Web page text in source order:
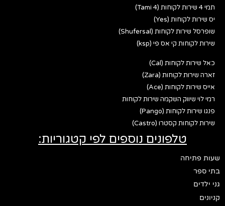
תמי 4 שירות לקוחות (Tami 4)
יס שירות לקוחות (Yes)
שופרסל שירות לקוחות (Shufersal)
שירות לקוחות קי אס פי (ksp)
כאל שירות לקוחות (Cal)
זארה שירות לקוחות (Zara)
אייס שירות לקוחות (Ace)
רמי לוי שיווק השקמה שירות לקוחות
פנגו שירות לקוחות (Pango)
שירות לקוחות קסטרו (Castro)
טלפונים נוספים לפי קטגוריות:
שעות פתיחה
בתי ספר
גני ילדים
קניונים